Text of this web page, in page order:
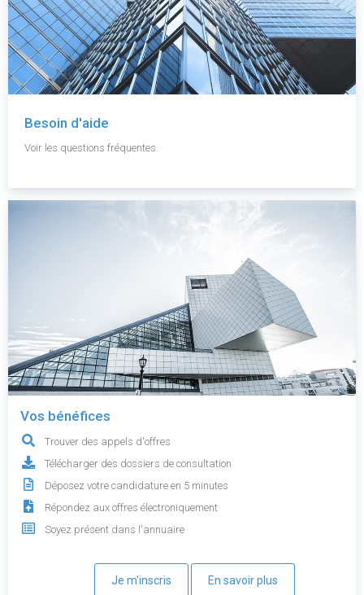
Besoin d'aide
Voir les questions fréquentes.
Vos bénéfices
Trouver des appels d'offres
Télécharger des dossiers de consultation
Déposez votre candidature en 5 minutes
Répondez aux offres électroniquement
Soyez présent dans l'annuaire
Je m'inscris En savoir plus